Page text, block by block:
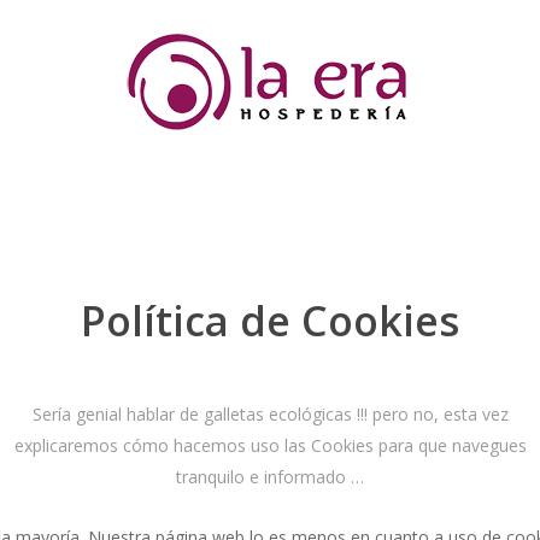
Política de Cookies
Sería genial hablar de galletas ecológicas !!! pero no, esta vez
explicaremos cómo hacemos uso las Cookies para que navegues
tranquilo e informado …